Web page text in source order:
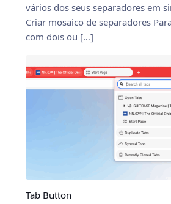
vários dos seus separadores em
Criar mosaico de separadores
com dois ou […]
Tab Button